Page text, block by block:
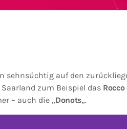
sehnsüchtig auf den
zum Beispiel das
– auch die „Donots„.